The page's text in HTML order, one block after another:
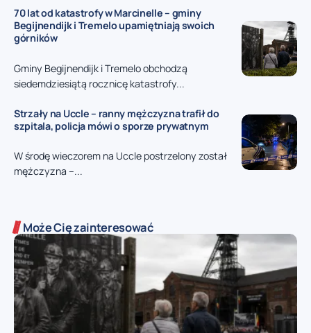
70 lat od katastrofy w Marcinelle – gminy
Begijnendijk i Tremelo upamiętniają swoich
górników
Gminy Begijnendijk i Tremelo obchodzą
siedemdziesiątą rocznicę katastrofy...
Strzały na Uccle – ranny mężczyzna trafił do
szpitala, policja mówi o sporze prywatnym
W środę wieczorem na Uccle postrzelony został
mężczyzna –...
Może Cię zainteresować